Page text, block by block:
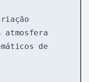
de